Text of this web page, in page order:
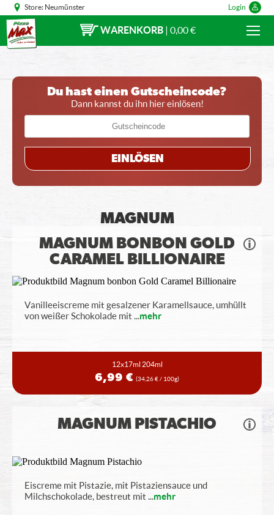
Store: Neumünster Login
WARENKORB | 0,00 €
Du hast einen Gutscheincode?
Dann kannst du ihn hier einlösen!
EINLÖSEN
MAGNUM
MAGNUM BONBON GOLD
CARAMEL BILLIONAIRE
Vanilleeiscreme mit gesalzener Karamellsauce, umhüllt
von weißer Schokolade mit ...mehr
12x17ml 204ml
6,99 € (34,26 € / 100g)
MAGNUM PISTACHIO
Eiscreme mit Pistazie, mit Pistaziensauce und
Milchschokolade, bestreut mit ...mehr